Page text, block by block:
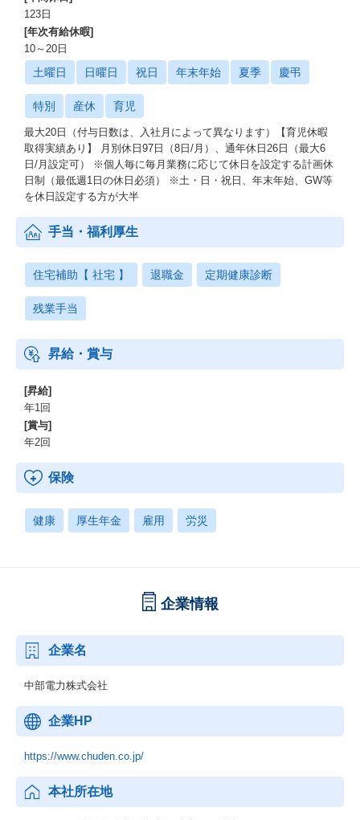
123日
[年次有給休暇]
10～20日
土曜日 日曜日 祝日 年末年始 夏季 慶弔
特別 産休 育児
最大20日（付与日数は、入社月によって異なります）【育児休暇
取得実績あり】 月別休日97日（8日/月）、通年休日26日（最大6
日/月設定可） ※個人毎に毎月業務に応じて休日を設定する計画休
日制（最低週1日の休日必須） ※土・日・祝日、年末年始、GW等
を休日設定する方が大半
手当・福利厚生
住宅補助【 社宅 】 退職金 定期健康診断
残業手当
昇給・賞与
[昇給]
年1回
[賞与]
年2回
保険
健康 厚生年金 雇用 労災
企業情報
企業名
中部電力株式会社
企業HP
https://www.chuden.co.jp/
本社所在地